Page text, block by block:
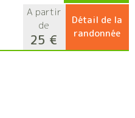
A partir
de
25 €
Détail de la
randonnée